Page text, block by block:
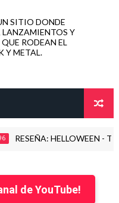
SITIO DONDE
LANZAMIENTOS Y
RODEAN EL
Y METAL.
HELLOWEEN - THE
de YouTube!